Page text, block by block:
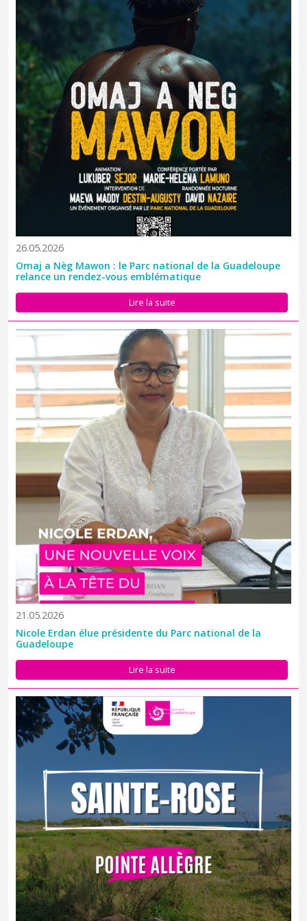
26.05.2026
Omaj a Nèg Mawon : le Parc national de la Guadeloupe
relance un rendez-vous emblématique
Lire la suite
Le Conseil d’administration du Parc national de la Guadeloupe,
réuni ce jeudi 21 mai 2026 au siège de Montéran à Saint-Claude, a
élu Nicole Erdan à la présidence de l’établissement public.
21.05.2026
Nicole Erdan élue présidente du Parc national de la
Guadeloupe
Lire la suite
expérimentation de terrain dans le cadre du projet Nogent et de
nos actions de lutte contre les espèces exotiques envahissantes.
Cette intervention vise à tester une méthode de gestion (le...